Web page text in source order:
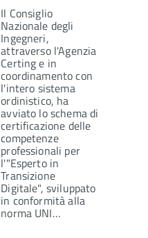
Il Consiglio
Nazionale degli
Ingegneri,
attraverso l'Agenzia
Certing e in
coordinamento con
l'intero sistema
ordinistico, ha
avviato lo schema di
certificazione delle
competenze
professionali per
l'"Esperto in
Transizione
Digitale", sviluppato
in conformità alla
norma UNI…